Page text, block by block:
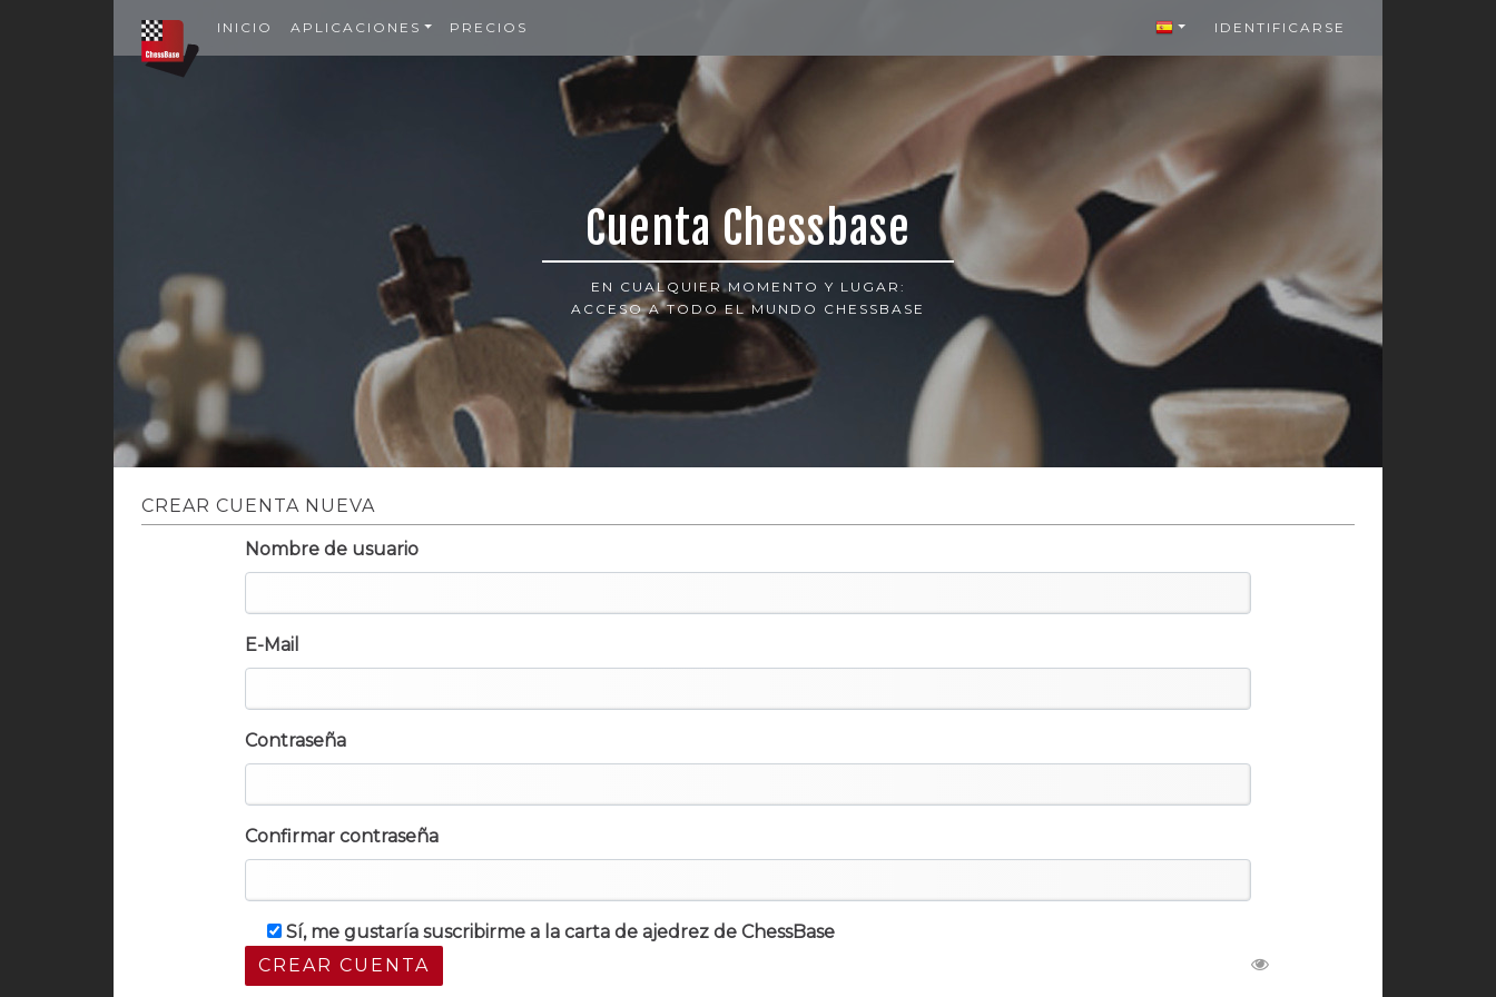
INICIO APLICACIONES PRECIOS IDENTIFICARSE
Cuenta Chessbase
EN CUALQUIER MOMENTO Y LUGAR:
ACCESO A TODO EL MUNDO CHESSBASE
CREAR CUENTA NUEVA
Nombre de usuario
E-Mail
Contraseña
Confirmar contraseña
Sí, me gustaría suscribirme a la carta de ajedrez de ChessBase
CREAR CUENTA